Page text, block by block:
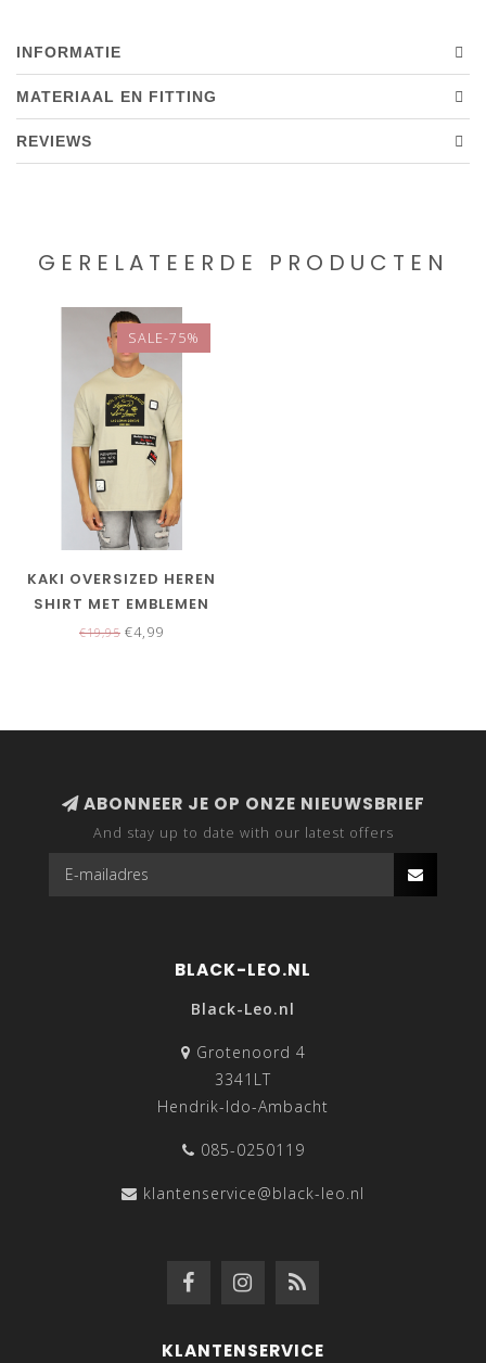
INFORMATIE
MATERIAAL EN FITTING
REVIEWS
GERELATEERDE PRODUCTEN
SALE-75%
KAKI OVERSIZED HEREN
SHIRT MET EMBLEMEN
€19,95 €4,99
ABONNEER JE OP ONZE NIEUWSBRIEF
And stay up to date with our latest offers
BLACK-LEO.NL
Black-Leo.nl
Grotenoord 4
3341LT
Hendrik-Ido-Ambacht
085-0250119
klantenservice@black-leo.nl
KLANTENSERVICE